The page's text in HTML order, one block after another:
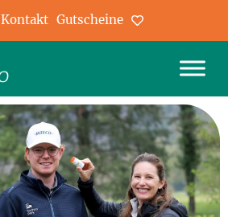
Kontakt Gutscheine Favoriten